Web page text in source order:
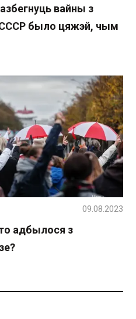
вайны з
СССР было цяжэй, чым
адбылося з
09.08.2023